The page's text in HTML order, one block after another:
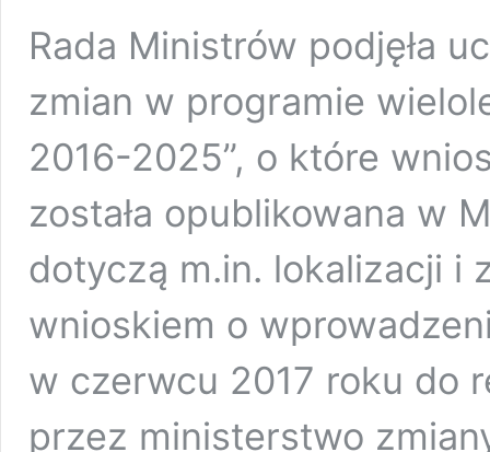
Rada Ministrów podjęła
zmian w programie
2016-2025”, o które
została opublikowana w
dotyczą m.in. lokalizacji i
wnioskiem o
w czerwcu 2017 roku do
przez ministerstwo